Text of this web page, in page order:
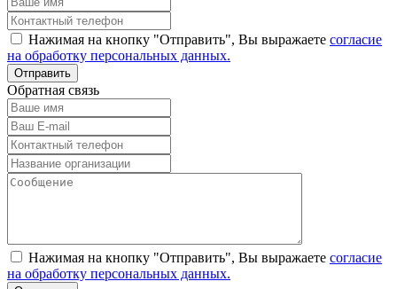
Нажимая на кнопку "Отправить", Вы выражаете согласие
на обработку персональных данных.
Обратная связь
Нажимая на кнопку "Отправить", Вы выражаете согласие
на обработку персональных данных.